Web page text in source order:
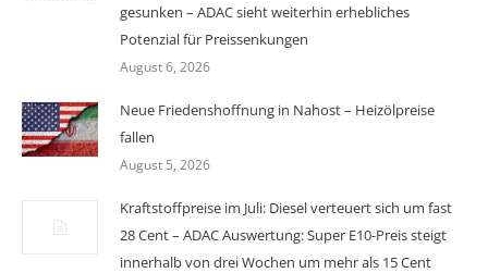
gesunken – ADAC sieht weiterhin erhebliches
Potenzial für Preissenkungen
August 6, 2026
Neue Friedenshoffnung in Nahost – Heizölpreise
fallen
August 5, 2026
Kraftstoffpreise im Juli: Diesel verteuert sich um fast
28 Cent – ADAC Auswertung: Super E10-Preis steigt
innerhalb von drei Wochen um mehr als 15 Cent